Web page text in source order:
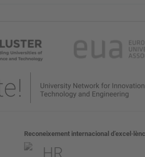
Reconeixement internacional